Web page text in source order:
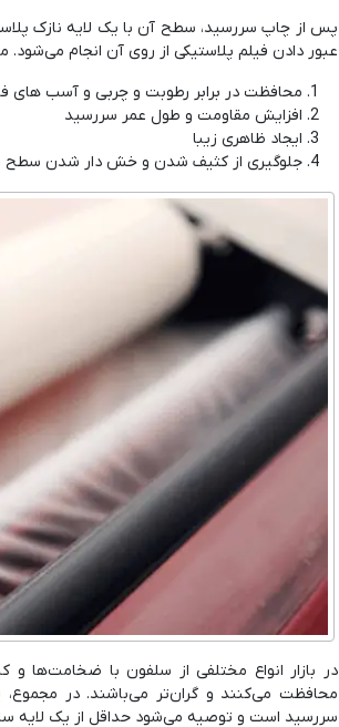
پس از چاپ سررسید، سطح آن با یک لایه نازک
عبور دادن فیلم پلاستیکی از روی آن انجام
محافظت در برابر رطوبت و چربی و آسب های
افزایش مقاومت و طول عمر سررسید
ایجاد ظاهری زیبا
جلوگیری از کثیف شدن و خش دار شدن سطح
در بازار انواع مختلفی از سلفون با
محافظت می‌کنند و گران‌تر می‌باشند. در
سررسید است و توصیه می‌شود حداقل از یک لایه